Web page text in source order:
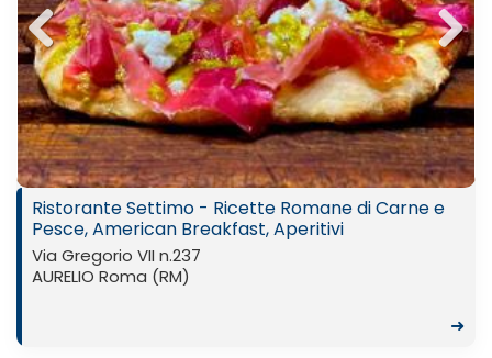
Previ
ous
Next
Ristorante Settimo - Ricette Romane di Carne e
Pesce, American Breakfast, Aperitivi
Via Gregorio VII n.237
AURELIO Roma (RM)
➜